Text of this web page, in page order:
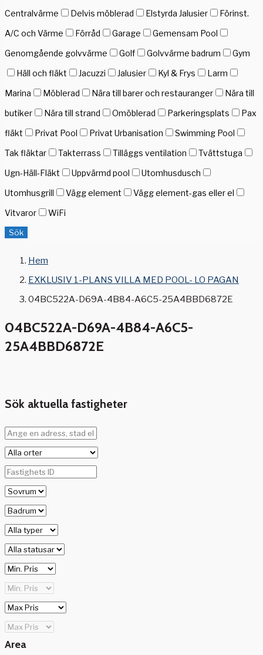
Centralvärme
Delvis möblerad Elstyrda Jalusier
Förinst.
A/C och Värme
Förråd Garage
Gemensam Pool
Genomgående golvvärme
Golf Golvvärme badrum
Gym
Häll och fläkt
Jacuzzi Jalusier Kyl & Frys
Larm
Marina
Möblerad Nära till barer och restauranger
Nära till
butiker
Nära till strand Omöblerad Parkeringsplats
Pax
fläkt
Privat Pool Privat Urbanisation
Swimming Pool
Tak fläktar
Takterrass Tilläggs ventilation
Tvättstuga
Ugn-Häll-Fläkt
Uppvärmd pool
Utomhusdusch
Utomhusgrill
Vägg element
Vägg element-gas eller el
Vitvaror
WiFi
Sök
Hem
EXKLUSIV 1-PLANS VILLA MED POOL- LO PAGAN
04BC522A-D69A-4B84-A6C5-25A4BBD6872E
04BC522A-D69A-4B84-A6C5-
25A4BBD6872E
Sök aktuella fastigheter
Area